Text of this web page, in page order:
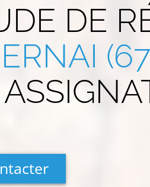
DE